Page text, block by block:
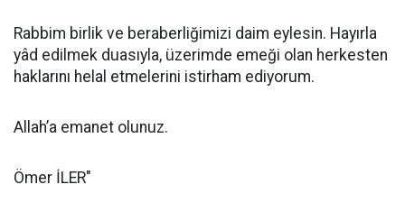
Rabbim birlik ve beraberliğimizi daim eylesin. Hayırla
yâd edilmek duasıyla, üzerimde emeği olan herkesten
haklarını helal etmelerini istirham ediyorum.
Allah’a emanet olunuz.
Ömer İLER"